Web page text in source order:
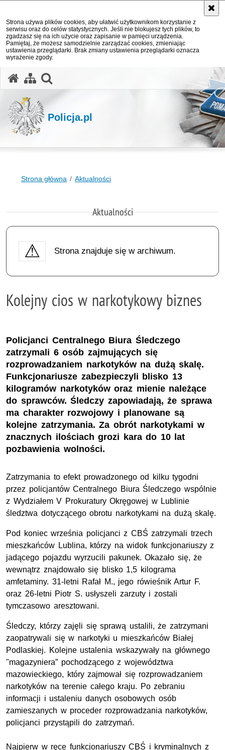
Strona używa plików cookies, aby ułatwić użytkownikom korzystanie z
serwisu oraz do celów statystycznych. Jeśli nie blokujesz tych plików, to
zgadzasz się na ich użycie oraz zapisanie w pamięci urządzenia.
Pamiętaj, że możesz samodzielnie zarządzać cookies, zmieniając
ustawienia przeglądarki. Brak zmiany ustawienia przeglądarki oznacza
wyrażenie zgody.
Policja.pl
Strona główna Aktualności
Aktualności
Strona znajduje się w archiwum.
Kolejny cios w narkotykowy biznes
Policjanci Centralnego Biura Śledczego
zatrzymali 6 osób zajmujących się
rozprowadzaniem narkotyków na dużą skalę.
Funkcjonariusze zabezpieczyli blisko 13
kilogramów narkotyków oraz mienie należące
do sprawców. Śledczy zapowiadają, że sprawa
ma charakter rozwojowy i planowane są
kolejne zatrzymania. Za obrót narkotykami w
znacznych ilościach grozi kara do 10 lat
pozbawienia wolności.
Zatrzymania to efekt prowadzonego od kilku tygodni
przez policjantów Centralnego Biura Śledczego wspólnie
z Wydziałem V Prokuratury Okręgowej w Lublinie
śledztwa dotyczącego obrotu narkotykami na dużą skalę.
Pod koniec września policjanci z CBŚ zatrzymali trzech
mieszkańców Lublina, którzy na widok funkcjonariuszy z
jadącego pojazdu wyrzucili pakunek. Okazało się, że
wewnątrz znajdowało się blisko 1,5 kilograma
amfetaminy. 31-letni Rafał M., jego rówieśnik Artur F.
oraz 26-letni Piotr S. usłyszeli zarzuty i zostali
tymczasowo aresztowani.
Śledczy, którzy zajęli się sprawą ustalili, że zatrzymani
zaopatrywali się w narkotyki u mieszkańców Białej
Podlaskiej. Kolejne ustalenia wskazywały na głównego
"magazyniera” pochodzącego z województwa
mazowieckiego, który zajmował się rozprowadzaniem
narkotyków na terenie całego kraju. Po zebraniu
informacji i ustaleniu danych osobowych osób
zamieszanych w proceder rozprowadzania narkotyków,
policjanci przystąpili do zatrzymań.
Najpierw w ręce funkcjonariuszy CBŚ i kryminalnych z